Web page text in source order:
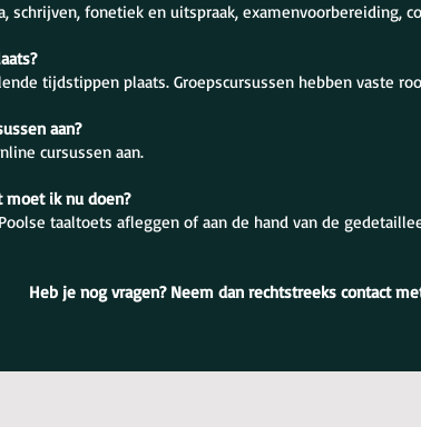
schrijven, fonetiek en uitspraak, examenvoorbereiding,
tijdstippen plaats. Groepscursussen hebben vaste
aan?
cursussen aan.
ik nu doen?
taaltoets afleggen of aan de hand van de
Heb je nog vragen? Neem dan rechtstreeks contact